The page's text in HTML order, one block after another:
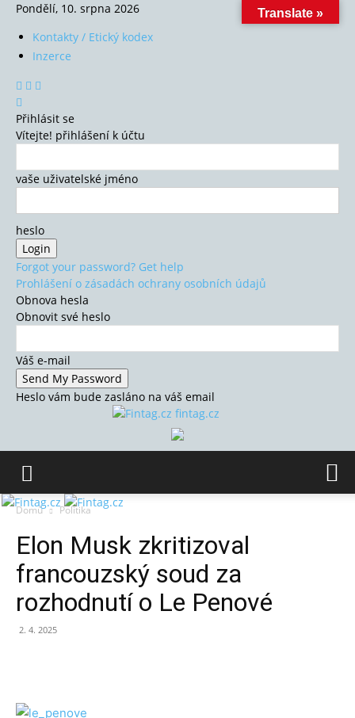
Pondělí, 10. srpna 2026
Kontakty / Etický kodex
Inzerce
Přihlásit se
Vítejte! přihlášení k účtu
vaše uživatelské jméno
heslo
Forgot your password? Get help
Prohlášení o zásadách ochrany osobních údajů
Obnova hesla
Obnovit své heslo
Váš e-mail
Heslo vám bude zasláno na váš email
fintag.cz
Domů Politika
Elon Musk zkritizoval
francouzský soud za
rozhodnutí o Le Penové
2. 4. 2025
Translate »